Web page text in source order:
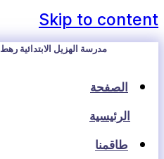
Skip to content
مدرسة الهزيل الابتدائية رهط
الصفحة
الرئيسية
طاقمنا